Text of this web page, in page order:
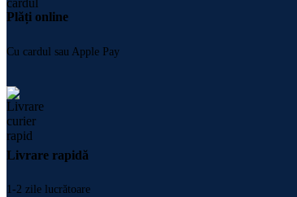
Plăți online
Cu cardul sau Apple Pay
Livrare rapidă
1-2 zile lucrătoare